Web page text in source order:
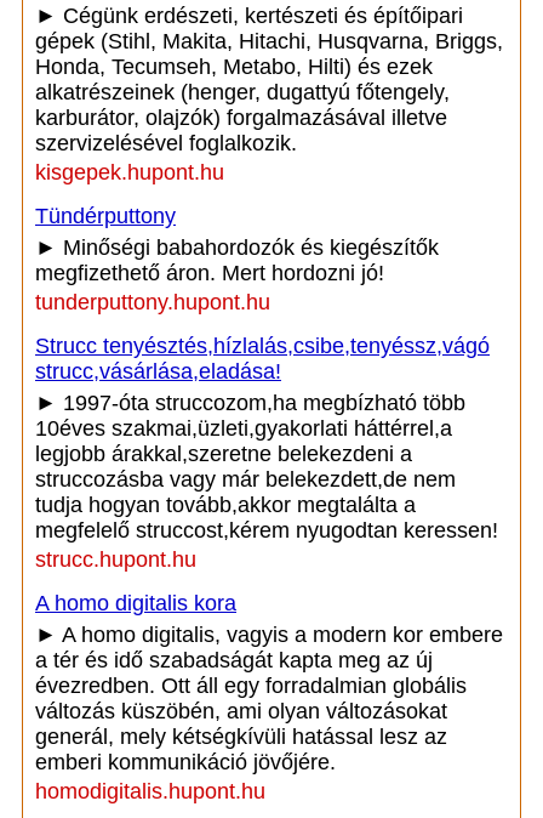
► Cégünk erdészeti, kertészeti és építőipari
gépek (Stihl, Makita, Hitachi, Husqvarna, Briggs,
Honda, Tecumseh, Metabo, Hilti) és ezek
alkatrészeinek (henger, dugattyú főtengely,
karburátor, olajzók) forgalmazásával illetve
szervizelésével foglalkozik.
kisgepek.hupont.hu
Tündérputtony
► Minőségi babahordozók és kiegészítők
megfizethető áron. Mert hordozni jó!
tunderputtony.hupont.hu
Strucc tenyésztés,hízlalás,csibe,tenyéssz,vágó
strucc,vásárlása,eladása!
► 1997-óta struccozom,ha megbízható több
10éves szakmai,üzleti,gyakorlati háttérrel,a
legjobb árakkal,szeretne belekezdeni a
struccozásba vagy már belekezdett,de nem
tudja hogyan tovább,akkor megtalálta a
megfelelő struccost,kérem nyugodtan keressen!
strucc.hupont.hu
A homo digitalis kora
► A homo digitalis, vagyis a modern kor embere
a tér és idő szabadságát kapta meg az új
évezredben. Ott áll egy forradalmian globális
változás küszöbén, ami olyan változásokat
generál, mely kétségkívüli hatással lesz az
emberi kommunikáció jövőjére.
homodigitalis.hupont.hu